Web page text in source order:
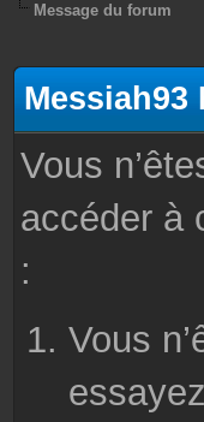
Message du forum
Vous
accéder à
:
Vous